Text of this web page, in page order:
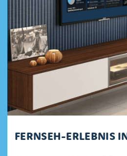
FERNSEH-ERLEBNIS